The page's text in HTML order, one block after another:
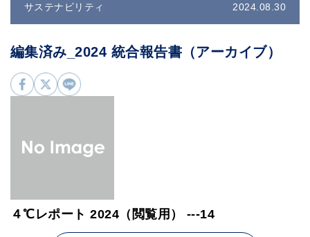
サステナビリティ 2024.08.30
編集済み_2024 統合報告書（アーカイブ）
４℃レポート 2024（閲覧用） ---14